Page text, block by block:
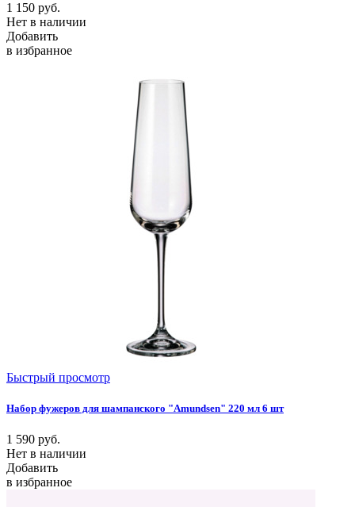
1 150 руб.
Нет в наличии
Добавить
в избранное
Быстрый просмотр
Набор фужеров для шампанского "Amundsen" 220 мл 6 шт
1 590 руб.
Нет в наличии
Добавить
в избранное